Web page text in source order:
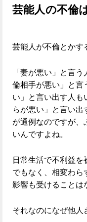
芸能人の不倫
芸能人が不倫とかす
「妻が悪い」と言
倫相手が悪い」と言
い」と言い出す人も
らが悪い」と言い
が通例なのですが、
いんですよね。
日常生活で不利益
でもなく、相変わら
影響も受けることは
それなのになぜ他人